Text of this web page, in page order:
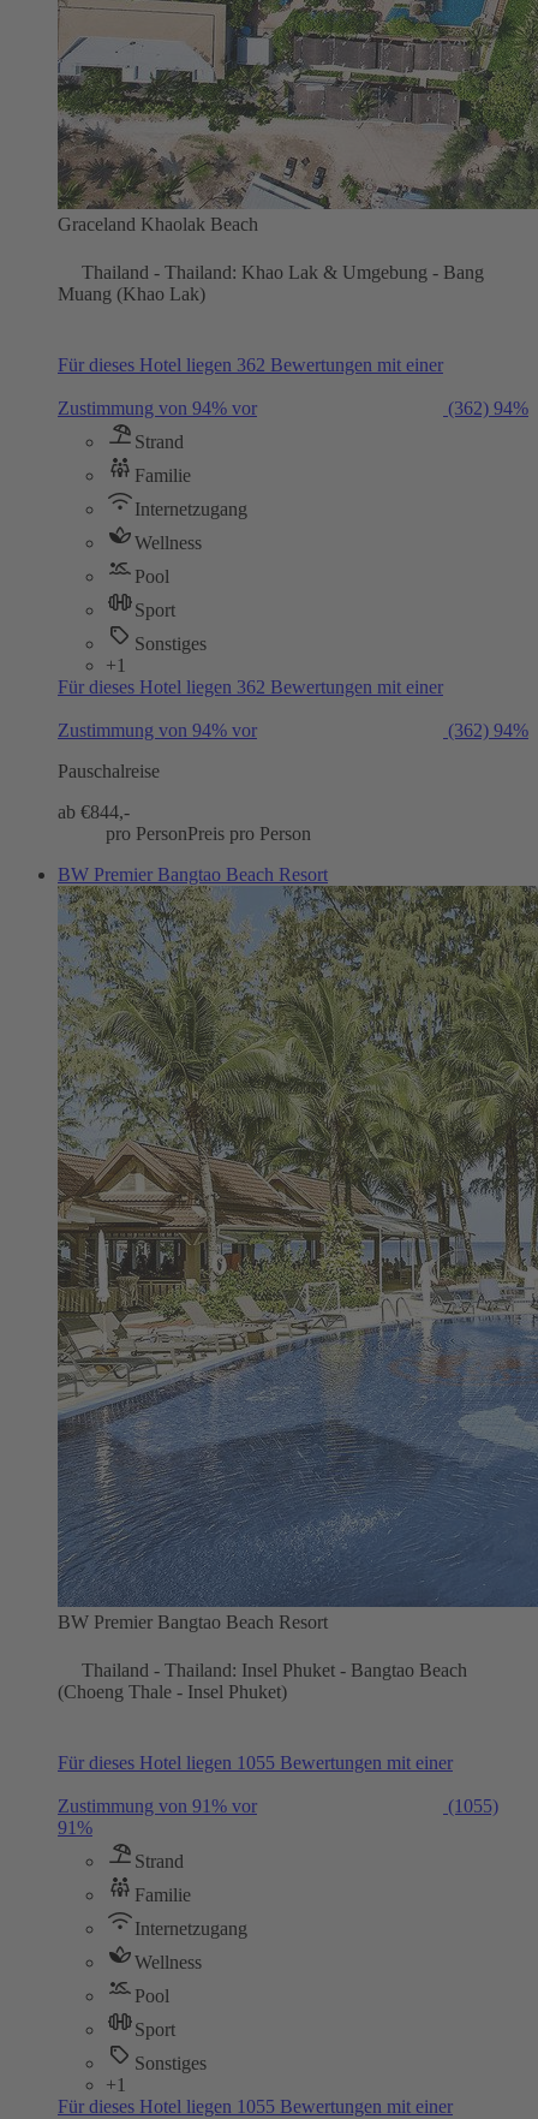
Graceland Khaolak Beach
Thailand - Thailand: Khao Lak & Umgebung - Bang
Muang (Khao Lak)
Für dieses Hotel liegen 362 Bewertungen mit einer
Zustimmung von 94% vor (362) 94%
Strand
Familie
Internetzugang
Wellness
Pool
Sport
Sonstiges
+1
Für dieses Hotel liegen 362 Bewertungen mit einer
Zustimmung von 94% vor (362) 94%
Pauschalreise
ab €844,-
pro PersonPreis pro Person
BW Premier Bangtao Beach Resort
BW Premier Bangtao Beach Resort
Thailand - Thailand: Insel Phuket - Bangtao Beach
(Choeng Thale - Insel Phuket)
Für dieses Hotel liegen 1055 Bewertungen mit einer
Zustimmung von 91% vor
(1055)
91%
Strand
Familie
Internetzugang
Wellness
Pool
Sport
Sonstiges
+1
Für dieses Hotel liegen 1055 Bewertungen mit einer